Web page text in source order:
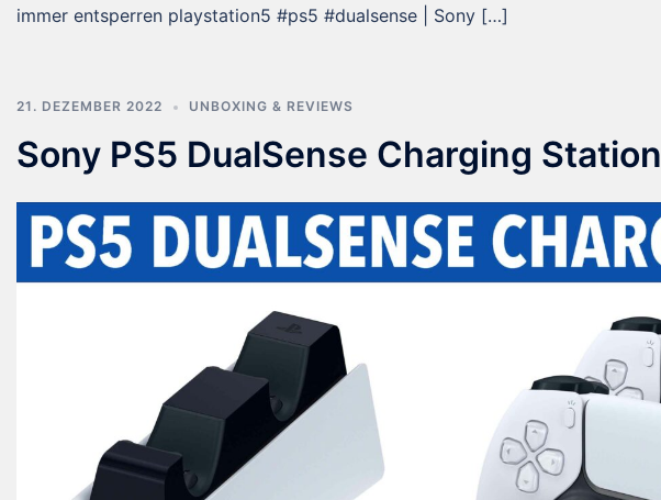
immer entsperren playstation5 #ps5 #dualsense | Sony […]
21. DEZEMBER 2022 UNBOXING & REVIEWS
Sony PS5 DualSense Charging Station